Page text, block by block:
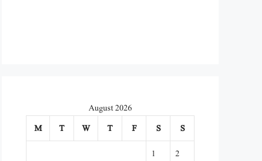
August 2026
M
T W T F S
S
1
2